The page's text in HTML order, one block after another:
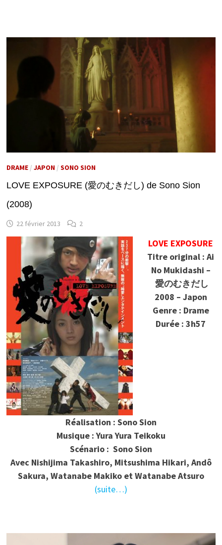
DRAME/ JAPON/ SONO SION
LOVE EXPOSURE (愛のむきだし) de Sono Sion
(2008)
22 février 2013 2
LOVE EXPOSURE
Titre original : Ai
No Mukidashi –
愛のむきだし
2008 – Japon
Genre : Drame
Durée : 3h57
Réalisation : Sono Sion
Musique : Yura Yura Teikoku
Scénario : Sono Sion
Avec Nishijima Takashiro, Mitsushima Hikari, Andô
Sakura, Watanabe Makiko et Watanabe Atsuro
(suite…)